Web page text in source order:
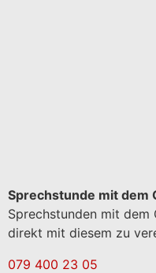
Sprechstunde mit dem
Sprechstunden mit dem
direkt mit diesem zu
079 400 23 05